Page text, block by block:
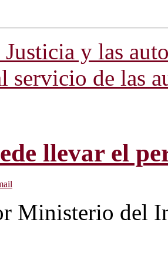
y las
servicio de las
llevar el
Ministerio del